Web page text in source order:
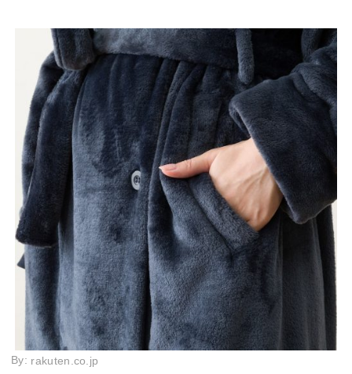
By: rakuten.co.jp